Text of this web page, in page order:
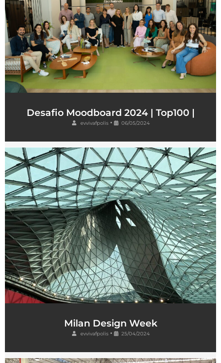
Desafio Moodboard 2024 | Top100 |
evvivafpolis • 06/05/2024
Milan Design Week
evvivafpolis • 25/04/2024